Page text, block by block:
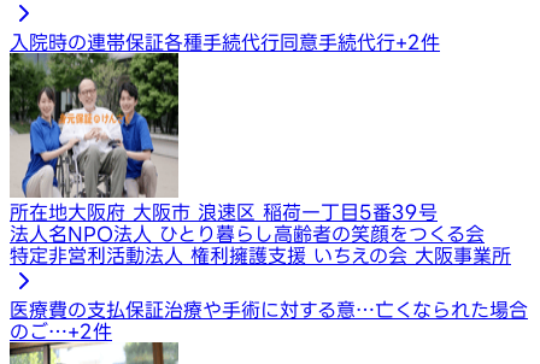
入院時の連帯保証各種手続代行同意手続代行+2件
所在地大阪府 大阪市 浪速区 稲荷一丁目5番39号
法人名NPO法人 ひとり暮らし高齢者の笑顔をつくる会
特定非営利活動法人 権利擁護支援 いちえの会 大阪事業所
医療費の支払保証治療や手術に対する意…亡くなられた場合
のご…+2件